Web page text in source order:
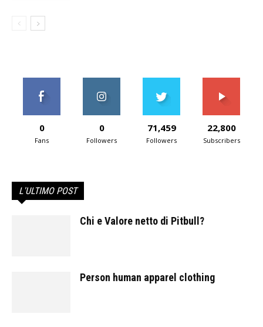
0
Fans
0
Followers
71,459
Followers
22,800
Subscribers
L'ULTIMO POST
Chi e Valore netto di Pitbull?
Person human apparel clothing